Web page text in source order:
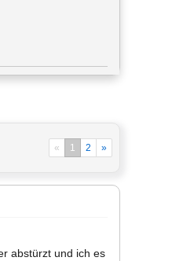
« 1 2 »
abstürzt und ich es